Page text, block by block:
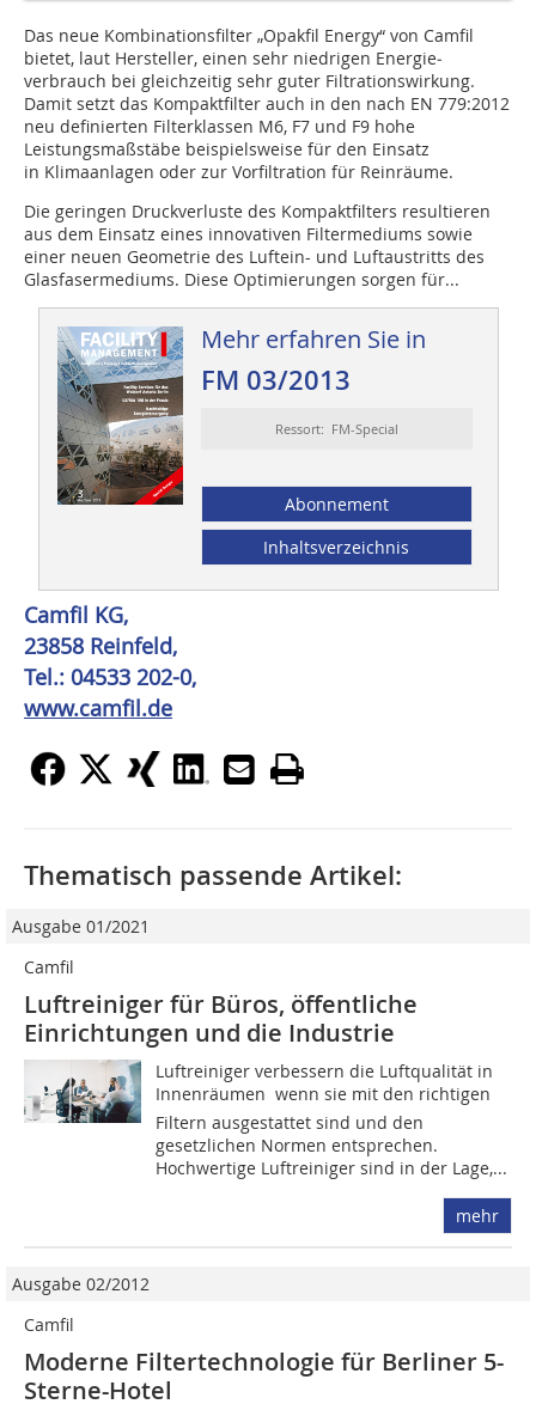
Das neue Kombinationsfilter „Opakfil Energy“ von Camfil
bietet, laut Her­steller, einen sehr niedrigen Energie­
verbrauch bei gleichzeitig sehr guter Filtrationswirkung.
Damit setzt das Kompaktfilter auch in den nach EN 779:2012
neu definierten Filterklassen M6, F7 und F9 hohe
Leistungsmaß­stäbe beispielsweise für den Einsatz
in ­Klimaanlagen oder zur Vorfiltration für Reinräume.
Die geringen Druckverluste des Kompaktfilters resultieren
aus dem Einsatz eines innovativen Filtermediums sowie
einer neuen Geometrie des Luftein- und Luftaustritts des
Glasfasermediums. Diese Optimierungen sorgen für...
Mehr erfahren Sie in
FM 03/2013
Ressort: FM-Special
Abonnement
Inhaltsverzeichnis
Camfil KG,
23858 Reinfeld,
Tel.: 04533 202-0,
www.camfil.de
Thematisch passende Artikel:
Ausgabe 01/2021
Camfil
Luftreiniger für Büros, öffentliche
Einrichtungen und die Industrie
Luftreiniger verbessern die Luftqualität in
Innenräumen  wenn sie mit den richtigen
Filtern ausgestattet sind und den
gesetzlichen Normen entsprechen.
Hochwertige Luftreiniger sind in der Lage,...
mehr
Ausgabe 02/2012
Camfil
Moderne Filtertechnologie für Berliner 5-
Sterne-Hotel